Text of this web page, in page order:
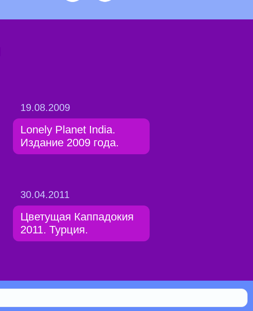
19.08.2009
Lonely Planet India.
Издание 2009 года.
30.04.2011
Цветущая Каппадокия
2011. Турция.